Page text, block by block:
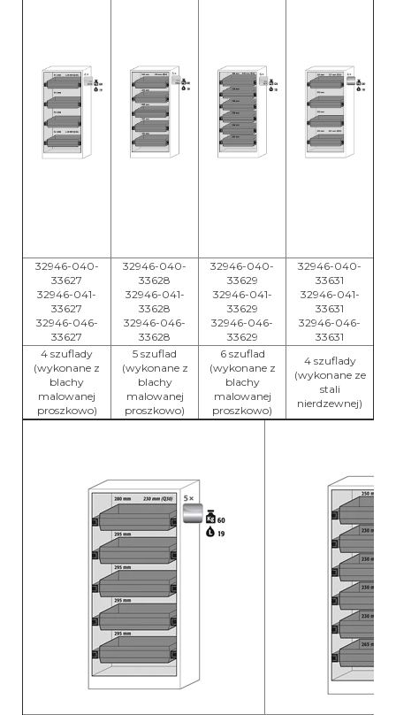
32946-040-
33627
32946-041-
33627
32946-046-
33627
32946-040-
33628
32946-041-
33628
32946-046-
33628
32946-040-
33629
32946-041-
33629
32946-046-
33629
32946-040-
33631
32946-041-
33631
32946-046-
33631
4 szuflady
(wykonane z
blachy
malowanej
proszkowo)
5 szuflad
(wykonane z
blachy
malowanej
proszkowo)
6 szuflad
(wykonane z
blachy
malowanej
proszkowo)
4 szuflady
(wykonane ze
stali
nierdzewnej)